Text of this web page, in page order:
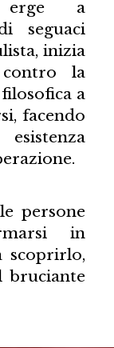
erge a
seguaci
inizia
la
a
facendo
persone
in
scoprirlo,
bruciante